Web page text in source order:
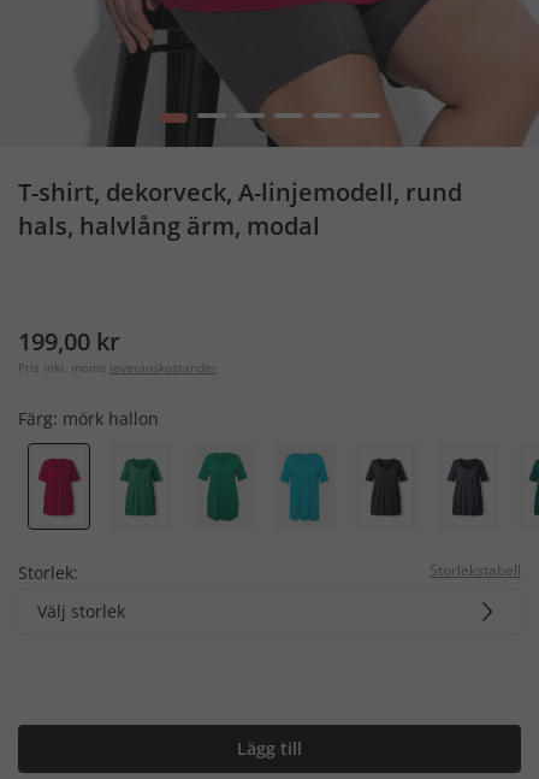
1 2 3 4 5 6
T-shirt, dekorveck, A-linjemodell, rund
hals, halvlång ärm, modal
199,00 kr
Pris inkl. moms leveranskostander
Färg: mörk hallon
Storlek: Storlekstabell
Välj storlek
Lägg till